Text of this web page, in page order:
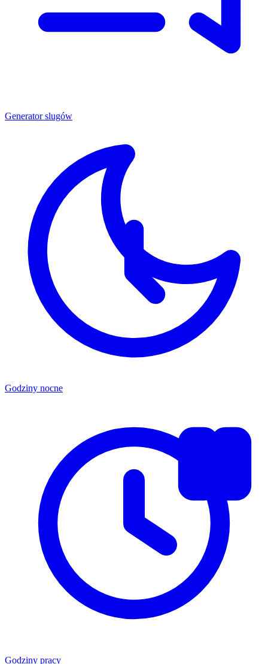
Generator slugów
Godziny nocne
Godziny pracy